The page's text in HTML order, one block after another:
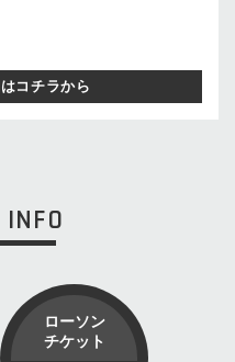
コチラから
ローソン
チケット